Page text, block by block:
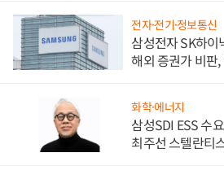
전자·전기·정보통신
삼성전자 SK하이
해외 증권가 비판
화학·에너지
삼성SDI ESS 수
최주선 스텔란티